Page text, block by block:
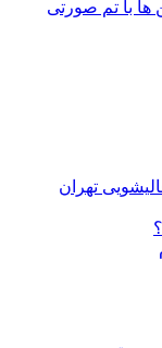
ها با تم صورتی
تهران